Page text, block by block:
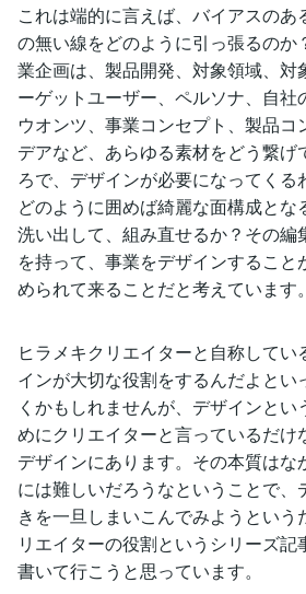
これは端的に言えば、バイアスのあ
の無い線をどのように引っ張るのか
業企画は、製品開発、対象領域、対
ーゲットユーザー、ペルソナ、自社
ウオンツ、事業コンセプト、製品コ
デアなど、あらゆる素材をどう繋げ
ろで、デザインが必要になってくる
どのように囲めば綺麗な面構成とな
洗い出して、組み直せるか？その編
を持って、事業をデザインするこ
められて来ることだと考えています。
ヒラメキクリエイターと自称して
インが大切な役割をするんだよとい
くかもしれませんが、デザインとい
めにクリエイターと言っているだけ
デザインにあります。その本質はな
には難しいだろうなということで、
きを一旦しまいこんでみようという
リエイターの役割というシリーズ記
書いて行こうと思っています。